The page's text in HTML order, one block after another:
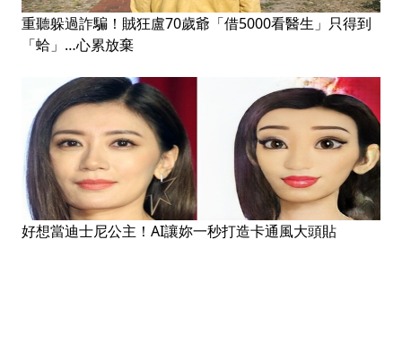
重聽躲過詐騙！賊狂盧70歲爺「借5000看醫生」只得到
「蛤」…心累放棄
好想當迪士尼公主！AI讓妳一秒打造卡通風大頭貼